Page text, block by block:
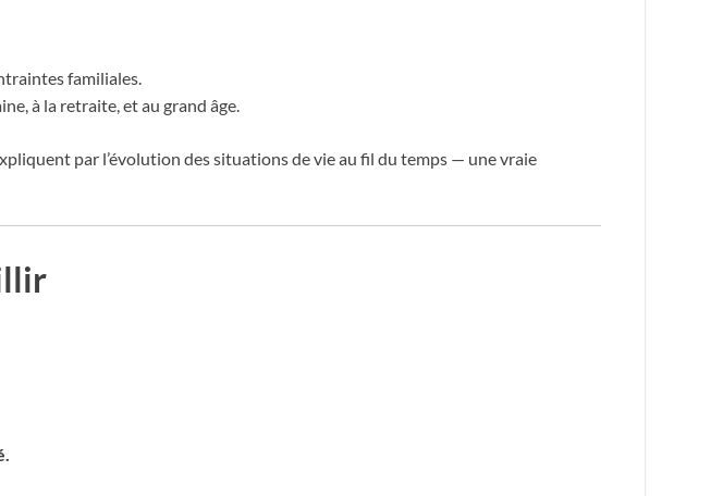
familiales.
à la retraite, et au grand âge.
par l’évolution des situations de vie au fil du temps — une vraie